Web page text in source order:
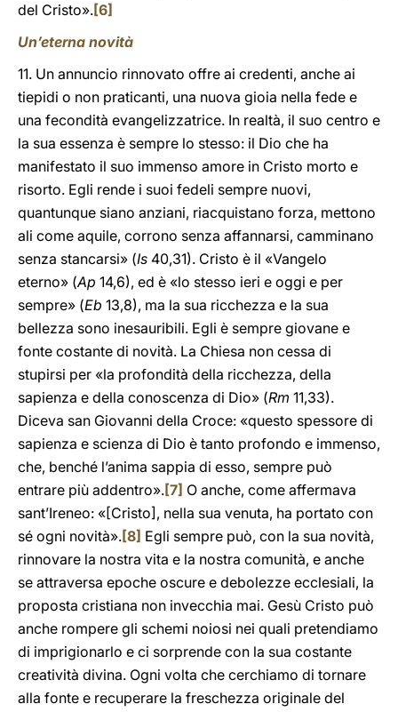
del Cristo».[6]
Un’eterna novità
11. Un annuncio rinnovato offre ai credenti, anche ai
tiepidi o non praticanti, una nuova gioia nella fede e
una fecondità evangelizzatrice. In realtà, il suo centro e
la sua essenza è sempre lo stesso: il Dio che ha
manifestato il suo immenso amore in Cristo morto e
risorto. Egli rende i suoi fedeli sempre nuovi,
quantunque siano anziani, riacquistano forza, mettono
ali come aquile, corrono senza affannarsi, camminano
senza stancarsi» (Is 40,31). Cristo è il «Vangelo
eterno» (Ap 14,6), ed è «lo stesso ieri e oggi e per
sempre» (Eb 13,8), ma la sua ricchezza e la sua
bellezza sono inesauribili. Egli è sempre giovane e
fonte costante di novità. La Chiesa non cessa di
stupirsi per «la profondità della ricchezza, della
sapienza e della conoscenza di Dio» (Rm 11,33).
Diceva san Giovanni della Croce: «questo spessore di
sapienza e scienza di Dio è tanto profondo e immenso,
che, benché l’anima sappia di esso, sempre può
entrare più addentro».[7] O anche, come affermava
sant’Ireneo: «[Cristo], nella sua venuta, ha portato con
sé ogni novità».[8] Egli sempre può, con la sua novità,
rinnovare la nostra vita e la nostra comunità, e anche
se attraversa epoche oscure e debolezze ecclesiali, la
proposta cristiana non invecchia mai. Gesù Cristo può
anche rompere gli schemi noiosi nei quali pretendiamo
di imprigionarlo e ci sorprende con la sua costante
creatività divina. Ogni volta che cerchiamo di tornare
alla fonte e recuperare la freschezza originale del